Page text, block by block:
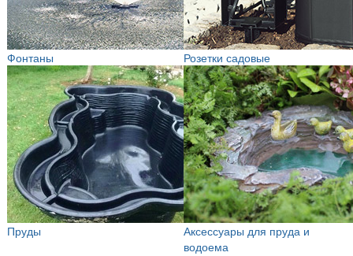
Фонтаны Розетки садовые
Пруды
Аксессуары для пруда и
водоема